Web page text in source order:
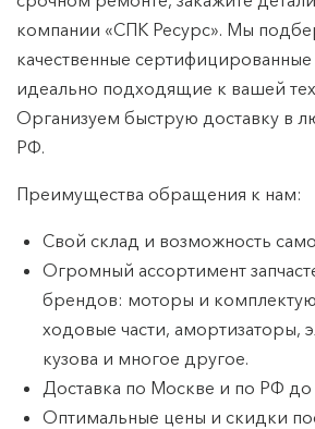
компании «СПК Ресурс». Мы
качественные сертифицированные
идеально подходящие к вашей
Организуем быструю доставку в
РФ.
Преимущества обращения к нам:
Свой склад и возможность
Огромный ассортимент
брендов: моторы и
ходовые части, амортизаторы,
кузова и многое другое.
Доставка по Москве и по РФ до
Оптимальные цены и скидки